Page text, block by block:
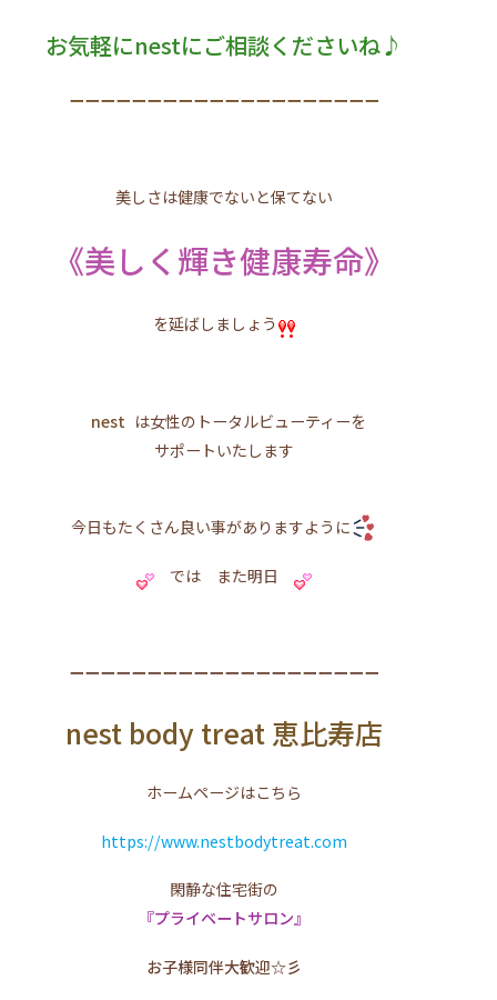
お気軽にnestにご相談くださいね♪
ーーーーーーーーーーーーーーーーーーーー
美しさは健康でないと保てない
《美しく輝き健康寿命》
を延ばしましょう
nest は女性のトータルビューティーを
サポートいたします
今日もたくさん良い事がありますように
では また明日
ーーーーーーーーーーーーーーーーーーーー
nest body treat 恵比寿店
ホームページはこちら
https://www.nestbodytreat.com
閑静な住宅街の
『プライベートサロン』
お子様同伴大歓迎☆彡